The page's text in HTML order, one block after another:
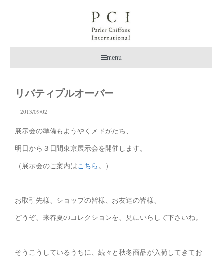
menu
リバティプルオーバー
2013/09/02
展示会の準備もようやくメドがたち、
明日から３日間東京展示会を開催します。
（展示会のご案内はこちら。）
お取引先様、ショップの皆様、お友達の皆様、
どうぞ、来春夏のコレクションを、見にいらして下さいね。
そうこうしているうちに、続々と秋冬商品が入荷してきてお